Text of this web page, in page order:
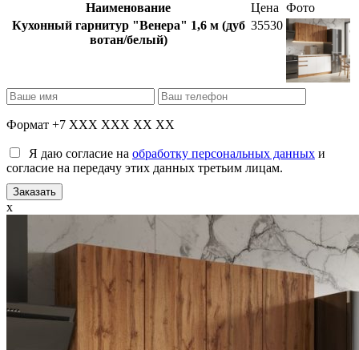
Наименование Цена Фото
Кухонный гарнитур "Венера" 1,6 м (дуб
вотан/белый)
35530
Формат +7 XXX XXX XX XX
Я даю согласие на обработку персональных данных и
согласие на передачу этих данных третьим лицам.
x